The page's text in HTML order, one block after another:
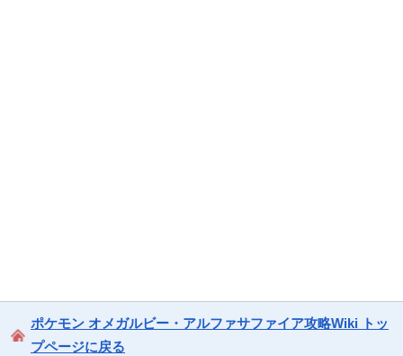
ポケモン オメガルビー・アルファサファイア攻略Wiki トッ
プページに戻る